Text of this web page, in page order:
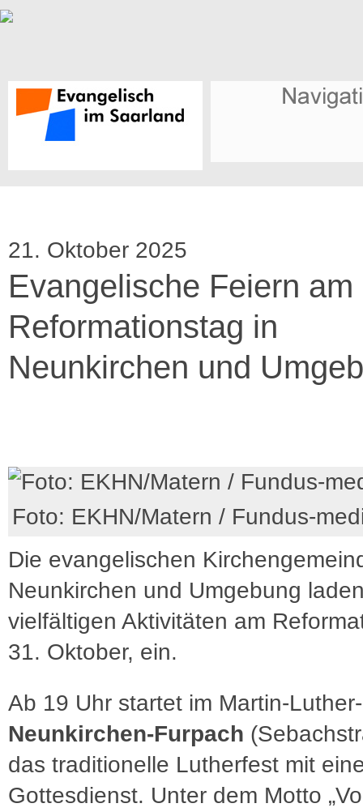
21. Oktober 2025
Evangelische Feiern am
Reformationstag in
Neunkirchen und
Foto: EKHN/Matern / Fundus-
Die evangelischen
Neunkirchen und Umgebung
vielfältigen Aktivitäten am
31. Oktober, ein.
Ab 19 Uhr startet im Martin-
Neunkirchen-Furpach
das traditionelle Lutherfest mit
Gottesdienst. Unter dem Motto